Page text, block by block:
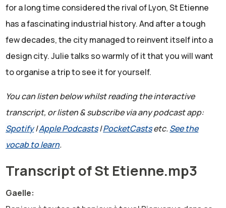
for a long time considered the rival of Lyon, St Etienne
has a fascinating industrial history. And after a tough
few decades, the city managed to reinvent itself into a
design city. Julie talks so warmly of it that you will want
to organise a trip to see it for yourself.
You can listen below whilst reading the interactive
transcript, or listen & subscribe via any podcast app:
Spotify|Apple Podcasts|PocketCastsetc.See the
vocab to learn.
Transcript of St Etienne.mp3
Gaelle: